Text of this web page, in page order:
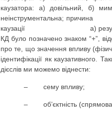
каузатора: а) довільний, б)
неінструментальна; причина
каузації
а)
КД було позначено знаком “+”,
про те, що значення впливу
ідентифікації як каузативного.
дієслів ми можемо віднести:
– сему впливу;
– об’єктність